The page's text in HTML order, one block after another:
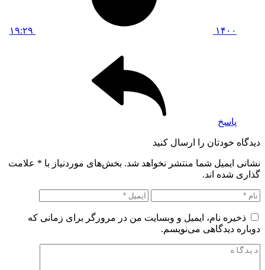
۱۴۰۰ ۱۹:۲۹
پاسخ
دیدگاه خودتان را ارسال کنید
نشانی ایمیل شما منتشر نخواهد شد. بخش‌های موردنیاز با * علامت
گذاری شده اند.
ذخیره نام، ایمیل و وبسایت من در مرورگر برای زمانی که
دوباره دیدگاهی می‌نویسم.